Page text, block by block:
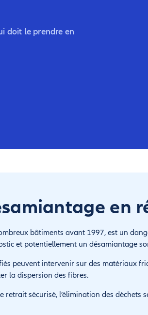
doit le prendre en
en
bâtiments avant 1997, est un
et potentiellement un désamiantage
peuvent intervenir sur des matériaux
la dispersion des fibres.
retrait sécurisé, l’élimination des déchets